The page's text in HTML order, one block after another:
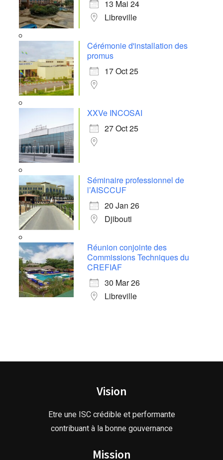
13 Mai 24
Libreville
Cérémonie d'installation des
promus
17 Oct 25
XXVe INCOSAI
27 Oct 25
Séminaire professionnel de
l’AISCCUF
20 Jan 26
Djibouti
Réunion conjointe des
Commissions Techniques du
CREFIAF
30 Mar 26
Libreville
Vision
Etre une ISC crédible et performante
contribuant à la bonne gouvernance
Mission